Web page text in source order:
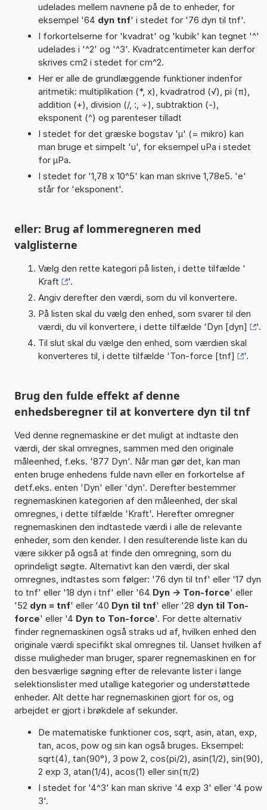
udelades mellem navnene på de to enheder, for
eksempel '64 dyn tnf' i stedet for '76 dyn til tnf'.
I forkortelserne for 'kvadrat' og 'kubik' kan tegnet '^'
udelades i '^2' og '^3'. Kvadratcentimeter kan derfor
skrives cm2 i stedet for cm^2.
Her er alle de grundlæggende funktioner indenfor
aritmetik: multiplikation (*, x), kvadratrod (√), pi (π),
addition (+), division (/, :, ÷), subtraktion (-),
eksponent (^) og parenteser tilladt
I stedet for det græske bogstav 'µ' (= mikro) kan
man bruge et simpelt 'u', for eksempel uPa i stedet
for µPa.
I stedet for '1,78 x 10^5' kan man skrive 1,78e5. 'e'
står for 'eksponent'.
eller: Brug af lommeregneren med
valglisterne
Vælg den rette kategori på listen, i dette tilfælde '
Kraft
'.
Angiv derefter den værdi, som du vil konvertere.
På listen skal du vælg den enhed, som svarer til den
værdi, du vil konvertere, i dette tilfælde 'Dyn [dyn]
'.
Til slut skal du vælge den enhed, som værdien skal
konverteres til, i dette tilfælde 'Ton-force [tnf] '.
Brug den fulde effekt af denne
enhedsberegner til at konvertere dyn til tnf
Ved denne regnemaskine er det muligt at indtaste den
værdi, der skal omregnes, sammen med den originale
måleenhed, f.eks. '877 Dyn'. Når man gør det, kan man
enten bruge enhedens fulde navn eller en forkortelse af
detf.eks. enten 'Dyn' eller 'dyn'. Derefter bestemmer
regnemaskinen kategorien af den måleenhed, der skal
omregnes, i dette tilfælde 'Kraft'. Herefter omregner
regnemaskinen den indtastede værdi i alle de relevante
enheder, som den kender. I den resulterende liste kan du
være sikker på også at finde den omregning, som du
oprindeligt søgte. Alternativt kan den værdi, der skal
omregnes, indtastes som følger: '76 dyn til tnf' eller '17 dyn
to tnf' eller '18 dyn i tnf' eller '64 Dyn -> Ton-force' eller
'52 dyn = tnf' eller '40 Dyn til tnf' eller '28 dyn til Ton-
force' eller '4 Dyn to Ton-force'. For dette alternativ
finder regnemaskinen også straks ud af, hvilken enhed den
originale værdi specifikt skal omregnes til. Uanset hvilken af
disse muligheder man bruger, sparer regnemaskinen en for
den besværlige søgning efter de relevante lister i lange
selektionslister med utallige kategorier og understøttede
enheder. Alt dette har regnemaskinen gjort for os, og
arbejdet er gjort i brøkdele af sekunder.
De matematiske funktioner cos, sqrt, asin, atan, exp,
tan, acos, pow og sin kan også bruges. Eksempel:
sqrt(4), tan(90°), 3 pow 2, cos(pi/2), asin(1/2), sin(90),
2 exp 3, atan(1/4), acos(1) eller sin(π/2)
I stedet for '4^3' kan man skrive '4 exp 3' eller '4 pow
3'.